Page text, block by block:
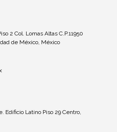
2 Col. Lomas Altas C.P.11950
de México, México
Edificio Latino Piso 29 Centro,